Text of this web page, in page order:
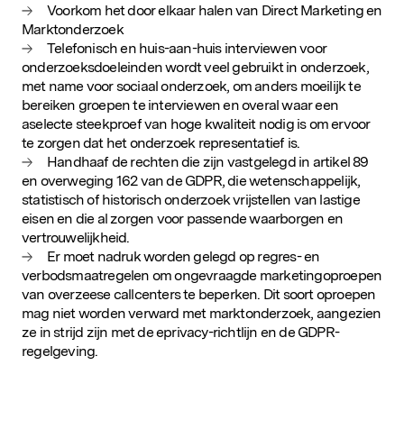
Voorkom het door elkaar halen van Direct Marketing en
Marktonderzoek
Telefonisch en huis-aan-huis interviewen voor
onderzoeksdoeleinden wordt veel gebruikt in onderzoek,
met name voor sociaal onderzoek, om anders moeilijk te
bereiken groepen te interviewen en overal waar een
aselecte steekproef van hoge kwaliteit nodig is om ervoor
te zorgen dat het onderzoek representatief is.
Handhaaf de rechten die zijn vastgelegd in artikel 89
en overweging 162 van de GDPR, die wetenschappelijk,
statistisch of historisch onderzoek vrijstellen van lastige
eisen en die al zorgen voor passende waarborgen en
vertrouwelijkheid.
Er moet nadruk worden gelegd op regres- en
verbodsmaatregelen om ongevraagde marketingoproepen
van overzeese callcenters te beperken. Dit soort oproepen
mag niet worden verward met marktonderzoek, aangezien
ze in strijd zijn met de eprivacy-richtlijn en de GDPR-
regelgeving.